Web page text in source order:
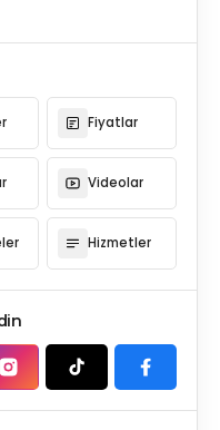
Fiyatlar
Videolar
Hizmetler